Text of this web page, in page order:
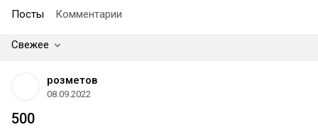
Посты Комментарии
Свежее
розметов
08.09.2022
500